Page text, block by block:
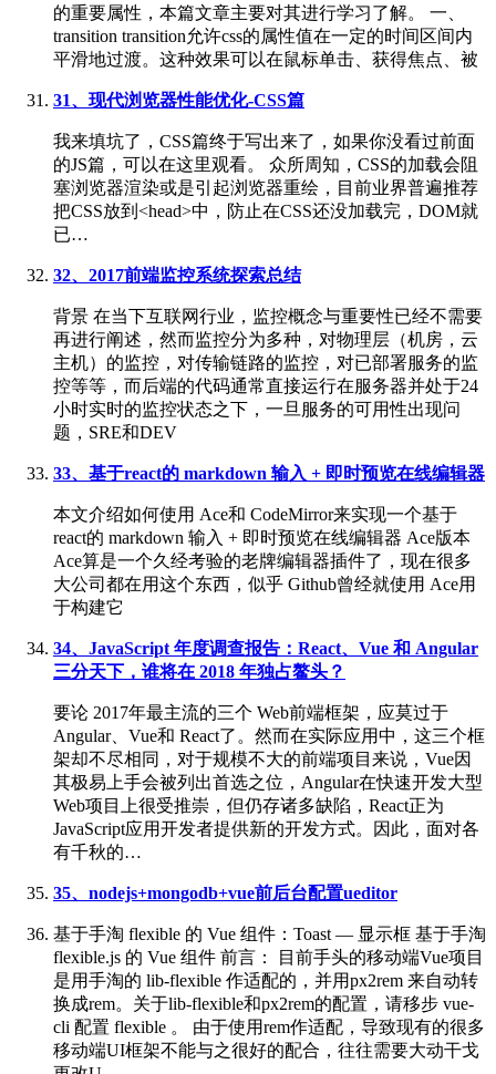
的重要属性，本篇文章主要对其进行学习了解。 一、
transition transition允许css的属性值在一定的时间区间内
平滑地过渡。这种效果可以在鼠标单击、获得焦点、被
31、现代浏览器性能优化-CSS篇
我来填坑了，CSS篇终于写出来了，如果你没看过前面
的JS篇，可以在这里观看。 众所周知，CSS的加载会阻
塞浏览器渲染或是引起浏览器重绘，目前业界普遍推荐
把CSS放到<head>中，防止在CSS还没加载完，DOM就
已…
32、2017前端监控系统探索总结
背景 在当下互联网行业，监控概念与重要性已经不需要
再进行阐述，然而监控分为多种，对物理层（机房，云
主机）的监控，对传输链路的监控，对已部署服务的监
控等等，而后端的代码通常直接运行在服务器并处于24
小时实时的监控状态之下，一旦服务的可用性出现问
题，SRE和DEV
33、基于react的 markdown 输入 + 即时预览在线编辑器
本文介绍如何使用 Ace和 CodeMirror来实现一个基于
react的 markdown 输入 + 即时预览在线编辑器 Ace版本
Ace算是一个久经考验的老牌编辑器插件了，现在很多
大公司都在用这个东西，似乎 Github曾经就使用 Ace用
于构建它
34、JavaScript 年度调查报告：React、Vue 和 Angular
三分天下，谁将在 2018 年独占鳌头？
要论 2017年最主流的三个 Web前端框架，应莫过于
Angular、Vue和 React了。然而在实际应用中，这三个框
架却不尽相同，对于规模不大的前端项目来说，Vue因
其极易上手会被列出首选之位，Angular在快速开发大型
Web项目上很受推崇，但仍存诸多缺陷，React正为
JavaScript应用开发者提供新的开发方式。因此，面对各
有千秋的…
35、nodejs+mongodb+vue前后台配置ueditor
基于手淘 flexible 的 Vue 组件：Toast — 显示框 基于手淘
flexible.js 的 Vue 组件 前言： 目前手头的移动端Vue项目
是用手淘的 lib-flexible 作适配的，并用px2rem 来自动转
换成rem。关于lib-flexible和px2rem的配置，请移步 vue-
cli 配置 flexible 。 由于使用rem作适配，导致现有的很多
移动端UI框架不能与之很好的配合，往往需要大动干戈